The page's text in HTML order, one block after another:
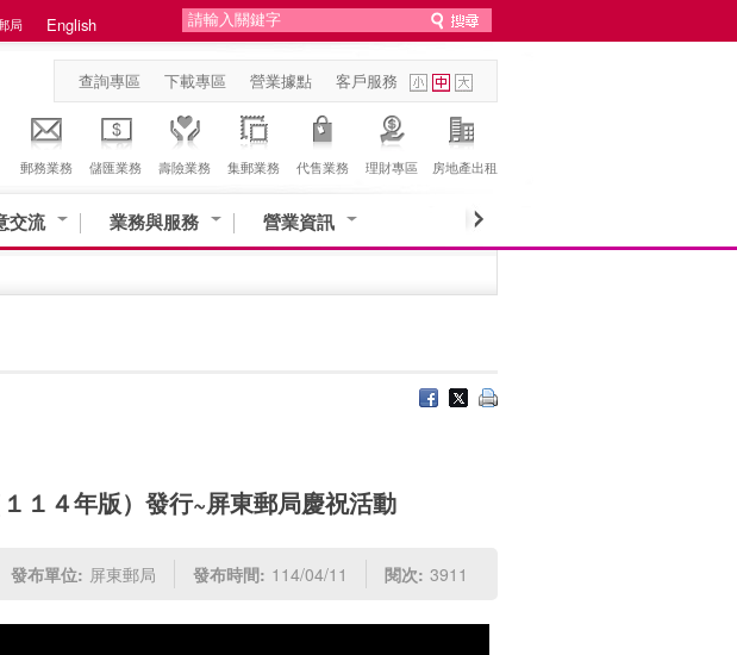
局 English
查詢專區 下載專區 營業據點 客戶服務
郵務業務 儲匯業務 壽險業務 集郵業務 代售業務 理財專區 房地產出租
交流 業務與服務 營業資訊
１４年版）發行~屏東郵局慶祝活動
發布單位: 屏東郵局 發布時間: 114/04/11 閱次: 3911